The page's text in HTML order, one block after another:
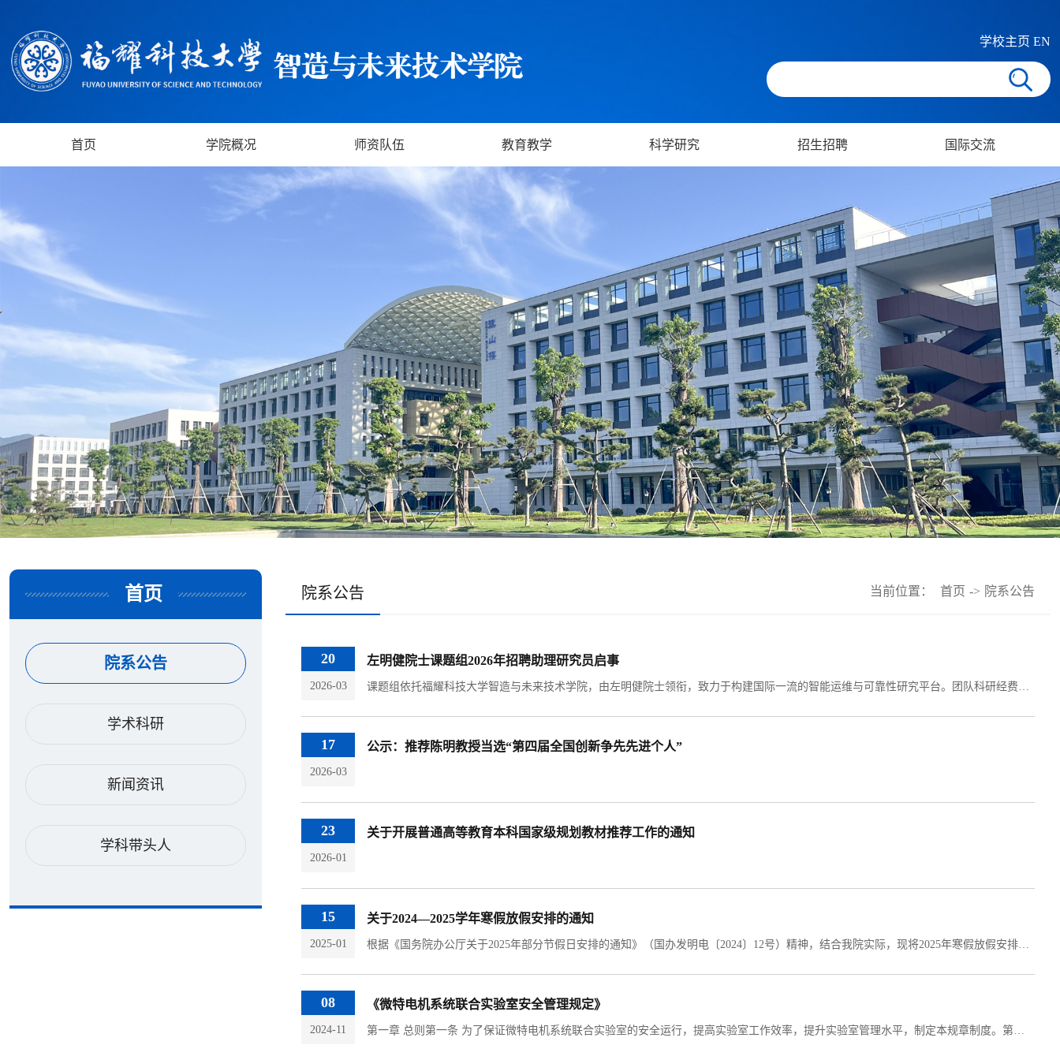
学校主页 EN
首页 学院概况 师资队伍 教育教学 科学研究 招生招聘 国际交流
首页
院系公告
学术科研
新闻资讯
学科带头人
院系公告 当前位置： 首页 -> 院系公告
20
2026-03
左明健院士课题组2026年招聘助理研究员启事
17
2026-03
公示：推荐陈明教授当选“第四届全国创新争先先进个人”
23
2026-01
关于开展普通高等教育本科国家级规划教材推荐工作的通知
15
2025-01
关于2024—2025学年寒假放假安排的通知
08
2024-11
《微特电机系统联合实验室安全管理规定》